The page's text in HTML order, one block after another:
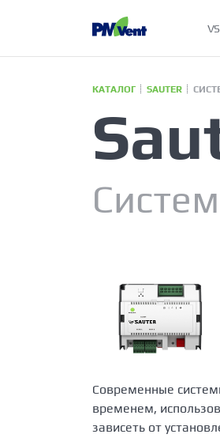
КАТАЛОГ SAUTER
Современные
временем,
зависеть от